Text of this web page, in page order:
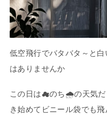
低空飛行でバタバタ～と
はありませんか
この日は☁のち🌧の天気だ
き始めてビニール袋でも